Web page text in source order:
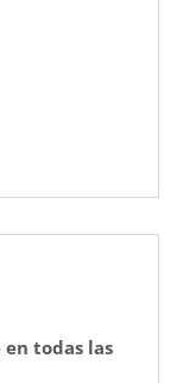
todas las